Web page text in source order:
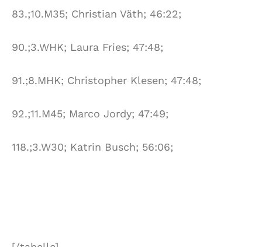
83.;10.M35; Christian Väth; 46:22;
90.;3.WHK; Laura Fries; 47:48;
91.;8.MHK; Christopher Klesen; 47:48;
92.;11.M45; Marco Jordy; 47:49;
118.;3.W30; Katrin Busch; 56:06;